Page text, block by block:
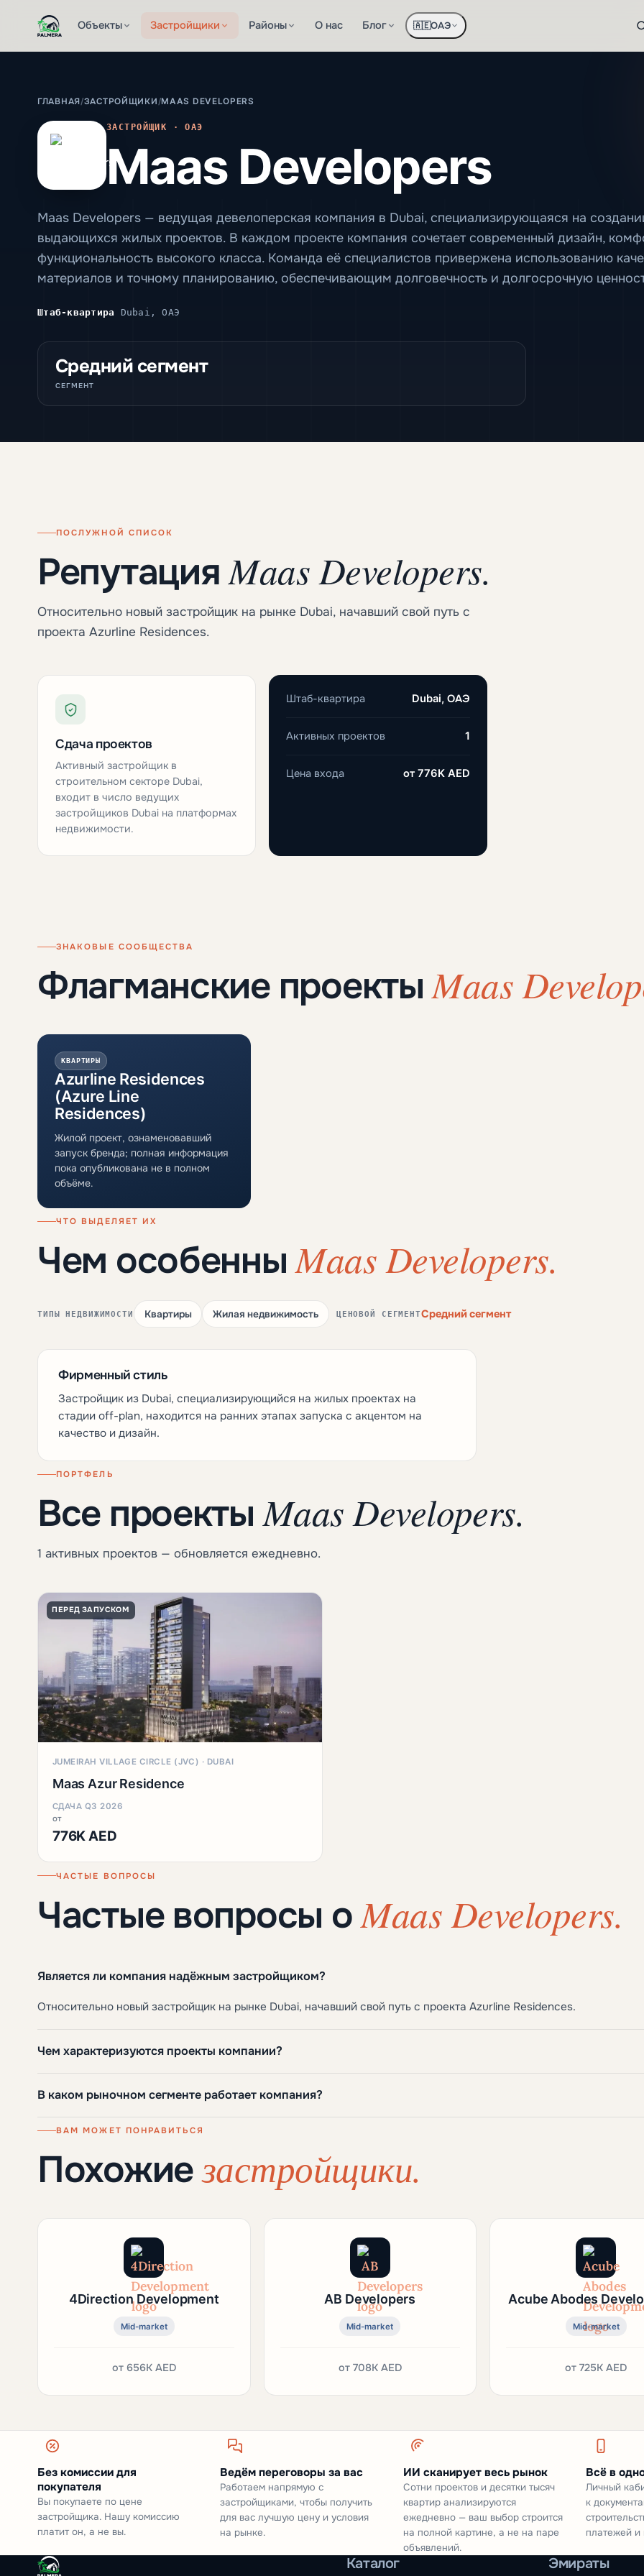
Объекты Застройщики Районы О нас Блог 🇦🇪ОАЭ
ГЛАВНАЯ/ЗАСТРОЙЩИКИ/MAAS DEVELOPERS
ЗАСТРОЙЩИК · ОАЭ
Maas Developers
Maas Developers — ведущая девелоперская компания в Dubai, специализирующаяся на
выдающихся жилых проектов. В каждом проекте компания сочетает современный дизайн,
функциональность высокого класса. Команда её специалистов привержена использованию
материалов и точному планированию, обеспечивающим долговечность и долгосрочную
Штаб-квартира Dubai, ОАЭ
Средний сегмент
СЕГМЕНТ
ПОСЛУЖНОЙ СПИСОК
РепутацияMaas Developers.
Относительно новый застройщик на рынке Dubai, начавший свой путь с
проекта Azurline Residences.
Сдача проектов
Активный застройщик в
строительном секторе Dubai,
входит в число ведущих
застройщиков Dubai на платформах
недвижимости.
Штаб-квартира Dubai, ОАЭ
Активных проектов 1
Цена входа от776K AED
ЗНАКОВЫЕ СООБЩЕСТВА
Флагманские проектыMaas
КВАРТИРЫ
Azurline Residences
(Azure Line
Residences)
Жилой проект, ознаменовавший
запуск бренда; полная информация
пока опубликована не в полном
объёме.
ЧТО ВЫДЕЛЯЕТ ИХ
Чем особенныMaas Developers.
ТИПЫ НЕДВИЖИМОСТИ Квартиры Жилая недвижимость ЦЕНОВОЙ СЕГМЕНТСредний сегмент
Фирменный стиль
Застройщик из Dubai, специализирующийся на жилых проектах на
стадии off-plan, находится на ранних этапах запуска с акцентом на
качество и дизайн.
ПОРТФЕЛЬ
Все проектыMaas Developers.
1 активных проектов — обновляется ежедневно.
ПЕРЕД ЗАПУСКОМ
JUMEIRAH VILLAGE CIRCLE (JVC) · DUBAI
Maas Azur Residence
СДАЧА Q3 2026
от
776K AED
ЧАСТЫЕ ВОПРОСЫ
Частые вопросы оMaas Developers.
Является ли компания надёжным застройщиком?
Относительно новый застройщик на рынке Dubai, начавший свой путь с проекта Azurline Residences.
Чем характеризуются проекты компании?
В каком рыночном сегменте работает компания?
ВАМ МОЖЕТ ПОНРАВИТЬСЯ
Похожиезастройщики.
4Direction Development
Mid-market
от 656K AED
AB Developers
Mid-market
от 708K AED
Acube Abodes
Mid-market
от725K AED
Без комиссии для
покупателя
Вы покупаете по цене
застройщика. Нашу комиссию
платит он, а не вы.
Ведём переговоры за вас
Работаем напрямую с
застройщиками, чтобы получить
для вас лучшую цену и условия
на рынке.
ИИ сканирует весь рынок
Сотни проектов и десятки тысяч
квартир анализируются
ежедневно — ваш выбор строится
на полной картине, а не на паре
объявлений.
Всё в
Личный
к
платежей и
Каталог Эмираты